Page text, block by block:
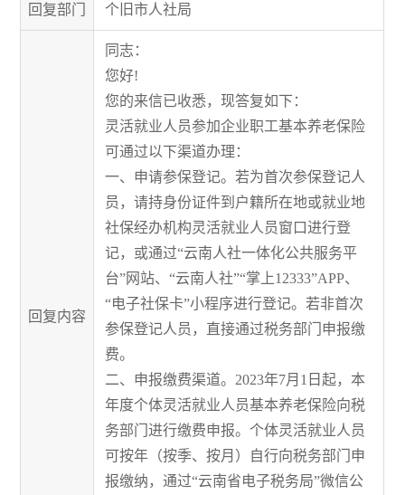
回复部门 个旧市人社局
回复内容
同志：
您好!
您的来信已收悉，现答复如下：
灵活就业人员参加企业职工基本养老保险
可通过以下渠道办理：
一、申请参保登记。若为首次参保登记人
员，请持身份证件到户籍所在地或就业地
社保经办机构灵活就业人员窗口进行登
记，或通过“云南人社一体化公共服务平
台”网站、“云南人社”“掌上12333”APP、
“电子社保卡”小程序进行登记。若非首次
参保登记人员，直接通过税务部门申报缴
费。
二、申报缴费渠道。2023年7月1日起，本
年度个体灵活就业人员基本养老保险向税
务部门进行缴费申报。个体灵活就业人员
可按年（按季、按月）自行向税务部门申
报缴纳，通过“云南省电子税务局”微信公